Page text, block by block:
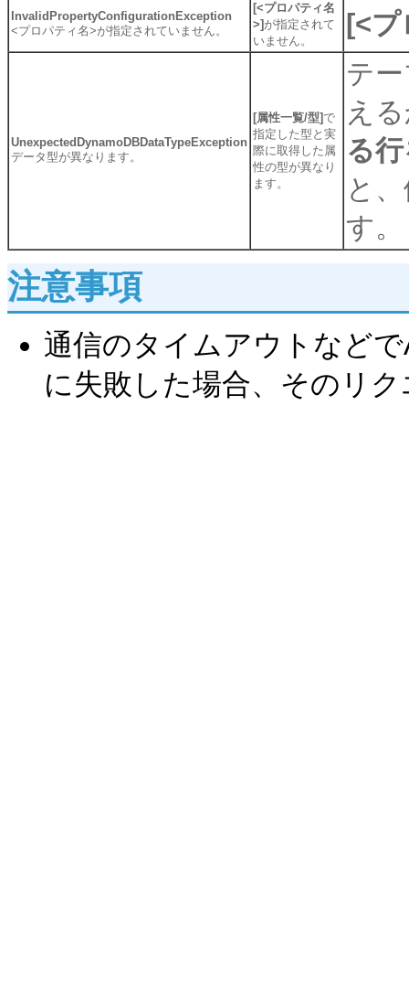
InvalidPropertyConfigurationException
<プロパティ名>が指定されていません。
[<プロパティ名
>] が指定されて
いません。
[<
UnexpectedDynamoDBDataTypeException
データ型が異なります。
[属性一覧/型] で
指定した型と実
際に取得した属
性の型が異なり
ます。
テ
え
る
と
す。
注意事項
通信のタイムアウトなど
に失敗した場合、そのリ